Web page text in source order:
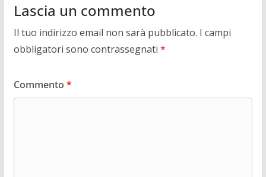
Lascia un commento
Il tuo indirizzo email non sarà pubblicato. I campi
obbligatori sono contrassegnati *
Commento *